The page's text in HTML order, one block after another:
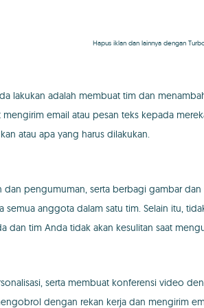
Hapus iklan dan lainnya dengan
lakukan adalah membuat tim dan
email atau pesan teks kepada
atau apa yang harus dilakukan.
pengumuman, serta berbagi gambar
anggota dalam satu tim. Selain itu,
tim Anda tidak akan kesulitan saat
serta membuat konferensi video
dengan rekan kerja dan mengirim